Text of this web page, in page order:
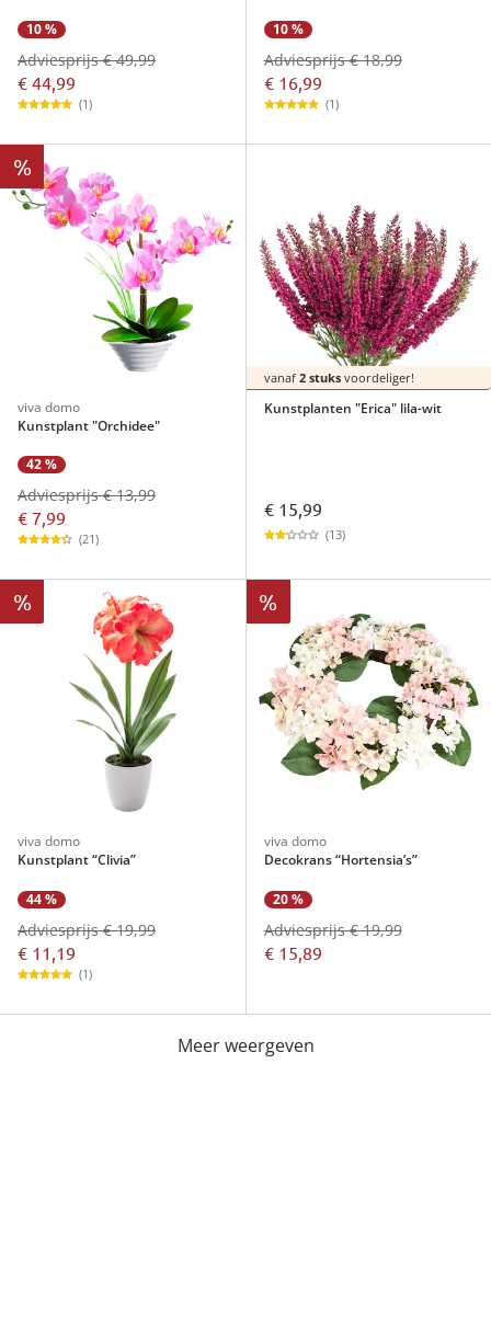
10 %
€ 44,99
Adviesprijs € 49,99
(1)
10 %
€ 16,99
Adviesprijs € 18,99
(1)
%
viva domo
Kunstplant "Orchidee"
42 %
€ 7,99
Adviesprijs € 13,99
(21)
vanaf 2 stuksvoordeliger!
Kunstplanten "Erica" lila-wit
€ 15,99
(13)
%
viva domo
Kunstplant “Clivia”
44 %
€ 11,19
Adviesprijs € 19,99
(1)
%
viva domo
Decokrans “Hortensia’s”
20 %
€ 15,89
Adviesprijs € 19,99
Meer weergeven